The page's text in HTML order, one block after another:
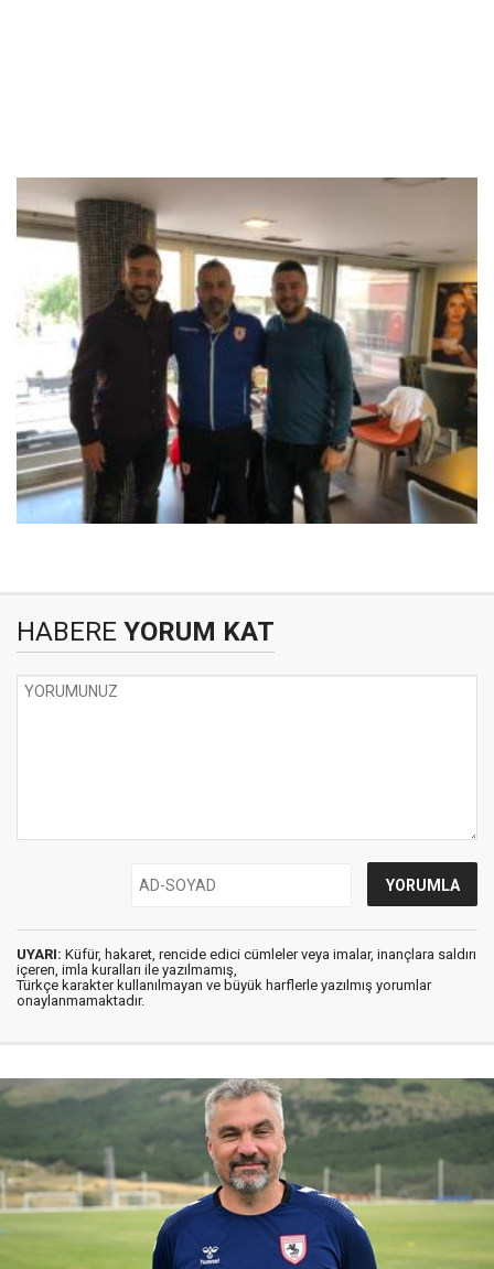
HABERE YORUM KAT
UYARI: Küfür, hakaret, rencide edici cümleler veya imalar, inançlara saldırı
içeren, imla kuralları ile yazılmamış,
Türkçe karakter kullanılmayan ve büyük harflerle yazılmış yorumlar
onaylanmamaktadır.